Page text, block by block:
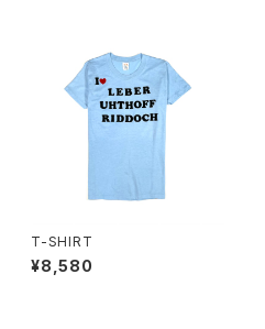
T-SHIRT
¥8,580